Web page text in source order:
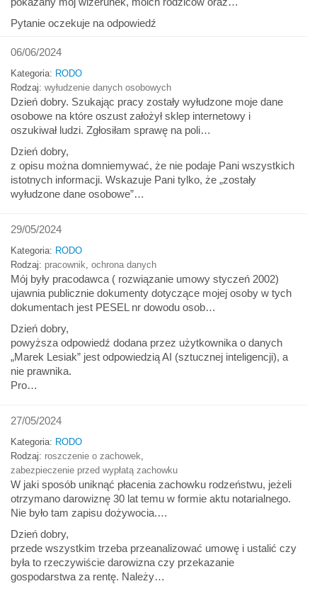
Pytanie oczekuje na odpowiedź
06/06/2024
Kategoria: RODO
Rodzaj: wyłudzenie danych osobowych
Dzień dobry. Szukając pracy zostały wyłudzone moje dane
osobowe na które oszust założył sklep internetowy i
oszukiwał ludzi. Zgłosiłam sprawę na poli…
Dzień dobry,
z opisu można domniemywać, że nie podaje Pani wszystkich
istotnych informacji. Wskazuje Pani tylko, że „zostały
wyłudzone dane osobowe”…
29/05/2024
Kategoria: RODO
Rodzaj: pracownik ochrona danych
Mój były pracodawca ( rozwiązanie umowy styczeń 2002)
ujawnia publicznie dokumenty dotyczące mojej osoby w tych
dokumentach jest PESEL nr dowodu osob…
Dzień dobry,
powyższa odpowiedź dodana przez użytkownika o danych
„Marek Lesiak” jest odpowiedzią AI (sztucznej inteligencji), a
nie prawnika.
Pro…
27/05/2024
Kategoria: RODO
Rodzaj: roszczenie o zachowek
zabezpieczenie przed wypłatą zachowku
W jaki sposób uniknąć płacenia zachowku rodzeństwu, jeżeli
otrzymano darowiznę 30 lat temu w formie aktu notarialnego.
Nie było tam zapisu dożywocia.…
Dzień dobry,
przede wszystkim trzeba przeanalizować umowę i ustalić czy
była to rzeczywiście darowizna czy przekazanie
gospodarstwa za rentę. Należy…